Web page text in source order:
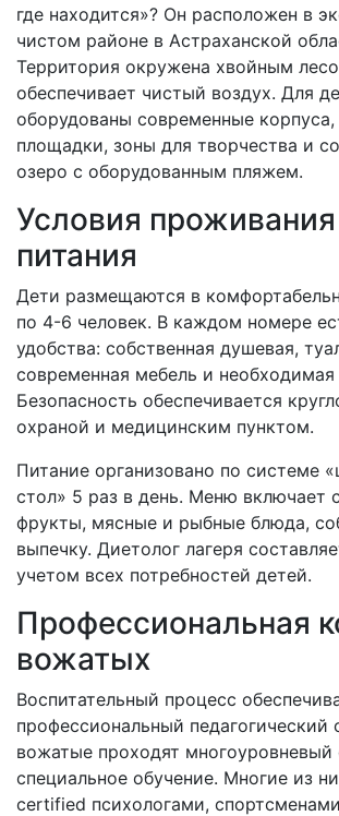
где находится»? Он расположен в
чистом районе в Астраханской
Территория окружена хвойным
обеспечивает чистый воздух. Для
оборудованы современные
площадки, зоны для творчества и
озеро с оборудованным пляжем.
Условия
питания
Дети размещаются в
по 4-6 человек. В каждом номере
удобства: собственная душевая,
современная мебель и необходимая
Безопасность обеспечивается
охраной и медицинским пунктом.
Питание организовано по системе
стол» 5 раз в день. Меню включает
фрукты, мясные и рыбные блюда,
выпечку. Диетолог лагеря
учетом всех потребностей детей.
Профессиональная
вожатых
Воспитательный процесс
профессиональный педагогический
вожатые проходят многоуровневый
специальное обучение. Многие из
certified психологами,